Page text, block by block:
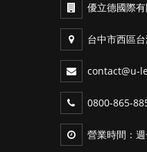
優立德國際
台中市西區
contact@u-
0800-865-
營業時間：